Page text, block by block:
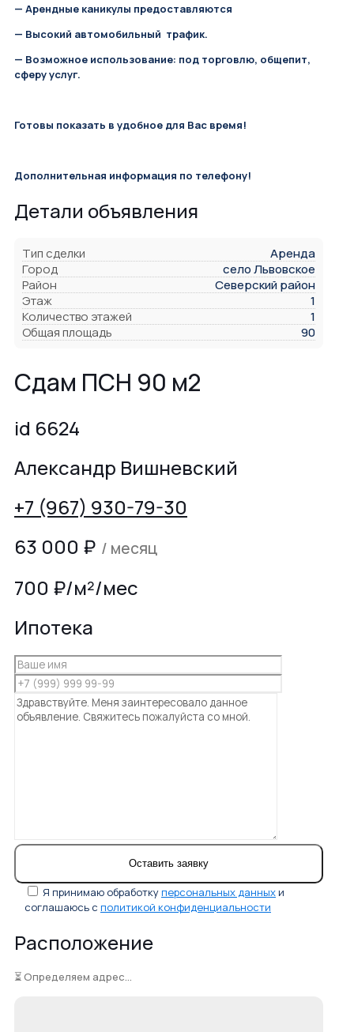
— Арендные каникулы предоставляются
— Высокий автомобильный трафик.
— Возможное использование: под торговлю, общепит,
сферу услуг.
Готовы показать в удобное для Вас время!
Дополнительная информация по телефону!
Детали объявления
Тип сделки
Аренда
Город
село Львовское
Район
Северский район
Этаж
1
Количество этажей
1
Общая площадь
90
Сдам ПСН 90 м2
id 6624
Александр Вишневский
+7 (967) 930-79-30
63 000 ₽ / месяц
700 ₽/м²/мес
Ипотека
Я принимаю обработкуперсональных данных и
соглашаюсь с политикой конфиденциальности
Расположение
⏳ Определяем адрес...